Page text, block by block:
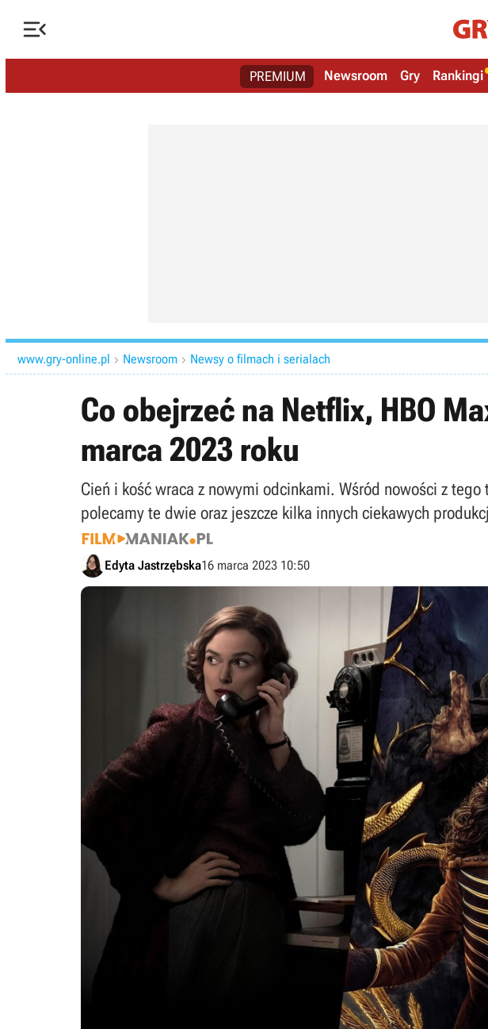

PREMIUM Newsroom Gry Rankingi
www.gry-online.pl  Newsroom  Newsy o filmach i serialach
Co obejrzeć na Netflix, HBO
marca 2023 roku
Cień i kość wraca z nowymi odcinkami. Wśród nowości z
polecamy te dwie oraz jeszcze kilka innych ciekawych
Edyta Jastrzębska16 marca 2023 10:50